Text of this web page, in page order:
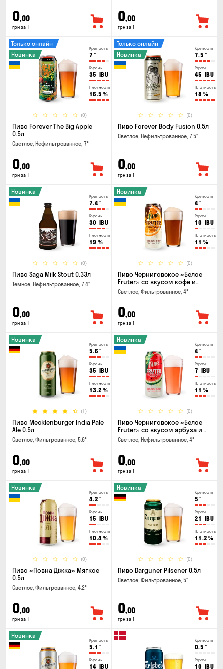
0,00
грн за 1
0,00
грн за 1
Крепость
7 °
Горечь
35 IBU
Плотность
16.5 %
(0)
Только онлайн
Новинка
Пиво Forever The Big Apple
0.5л
Светлое, Нефильтрованное, 7°
0,00
грн за 1
Крепость
7.5 °
Горечь
45 IBU
Плотность
18 %
(0)
Только онлайн
Новинка
Пиво Forever Body Fusion 0.5л
Светлое, Нефильтрованное, 7.5°
0,00
грн за 1
Крепость
7.4°
Горечь
30 IBU
Плотность
19 %
(0)
Новинка
Пиво Saga Milk Stout 0.33л
Темное, Нефильтрованное, 7.4°
0,00
грн за 1
Крепость
4°
Горечь
10 IBU
Плотность
11 %
(0)
Новинка
Пиво Черниговское «Белое
Fruter» со вкусом кофе и
апельсина 0.5 л
Светлое, Фильтрованное, 4°
0,00
грн за 1
Крепость
5.6 °
Горечь
35 IBU
Плотность
13.2 %
(1)
Новинка
Пиво Mecklenburger India Pale
Ale 0.5л
Светлое, Фильтрованное, 5.6°
0,00
грн за 1
Крепость
4°
Горечь
7 IBU
Плотность
11 %
(0)
Новинка
Пиво Черниговское «Белое
Fruter» со вкусом арбуза и
мяты 0.5л
Светлое, Нефильтрованное, 4°
0,00
грн за 1
Крепость
4.2 °
Горечь
15 IBU
Плотность
10.4%
(0)
Новинка
Пиво «Повна Діжка» Мягкое
0.5л
Светлое, Фильтрованное, 4.2°
0,00
грн за 1
Крепость
5 °
Горечь
21 IBU
Плотность
11.2 %
(0)
Новинка
Пиво Darguner Pilsener 0.5л
Светлое, Фильтрованное, 5°
0,00
грн за 1
Крепость
5.1 °
Горечь
14 IBU
Новинка
Крепость
0.5 °
Горечь
10 IBU